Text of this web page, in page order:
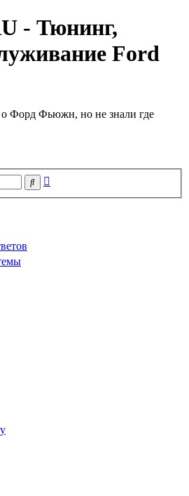
- Тюнинг,
Ford
о Форд Фьюжн, но не знали где
Поиск